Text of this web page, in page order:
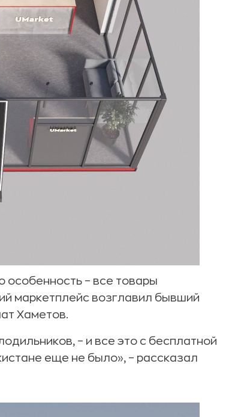
особенность – все товары
маркетплейс возглавил бывший
Хаметов.
– и все это с бесплатной
еще не было», – рассказал